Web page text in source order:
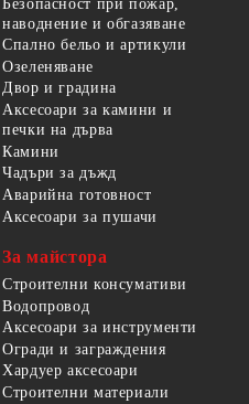
Безопасност при пожар,
наводнение и обгазяване
Спално бельо и артикули
Озеленяване
Двор и градина
Аксесоари за камини и
печки на дърва
Камини
Чадъри за дъжд
Аварийна готовност
Аксесоари за пушачи
За майстора
Строителни консумативи
Водопровод
Аксесоари за инструменти
Огради и заграждения
Хардуер аксесоари
Строителни материали